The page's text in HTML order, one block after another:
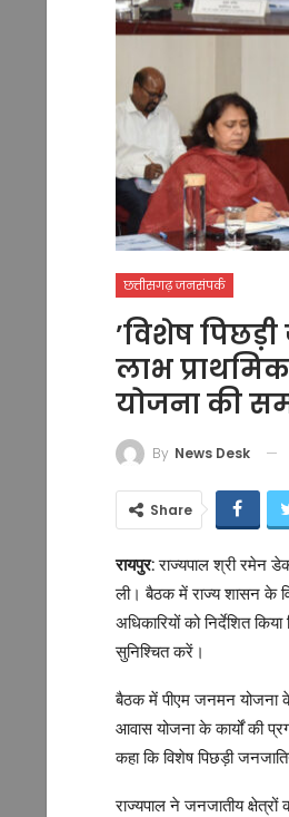
छत्तीसगढ़ जनसंपर्क
’विशेष
लाभ
योजना की
By News Desk
Share
रायपुर:राज्यपाल श्री रमेन
ली। बैठक में राज्य शासन के
अधिकारियों को निर्देशित
सुनिश्चित करें।
बैठक में पीएम जनमन योजना के
आवास योजना के कार्यों की
कहा कि विशेष पिछड़ी
राज्यपाल ने जनजातीय